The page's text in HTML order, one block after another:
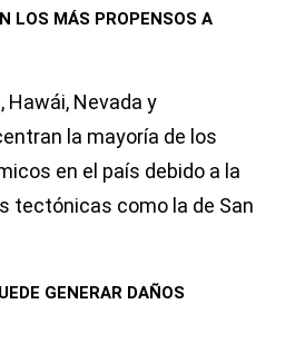
LOS MÁS PROPENSOS A
Hawái, Nevada y
la mayoría de los
en el país debido a la
tectónicas como la de San
GENERAR DAÑOS